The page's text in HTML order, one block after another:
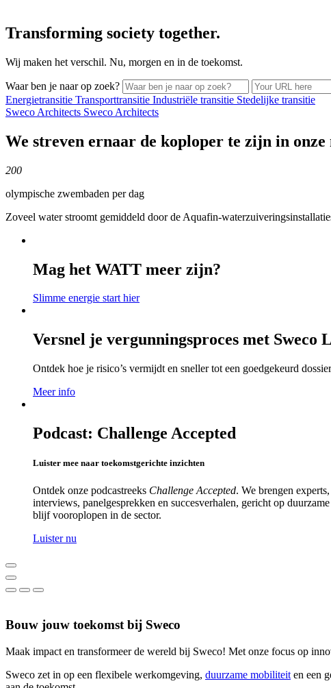
Transforming society together.
Wij maken het verschil. Nu, morgen en in de toekomst.
Waar ben je naar op zoek?
Energietransitie Transporttransitie Industriële transitie Stedelijke transitie
Sweco Architects Sweco Architects
We streven ernaar de koploper te zijn in
200
olympische zwembaden per dag
Zoveel water stroomt gemiddeld door de Aquafin-
Mag het WATT meer zijn?
Slimme energie start hier
Versnel je vergunningsproces met Sweco
Ontdek hoe je risico’s vermijdt en sneller tot een goedgekeurd
Meer info
Podcast: Challenge Accepted
Luister mee naar toekomstgerichte inzichten
Ontdek onze podcastreeks Challenge Accepted. We brengen
interviews, panelgesprekken en succesverhalen, gericht op
blijf vooroplopen in de sector.
Luister nu
Bouw jouw toekomst bij Sweco
Maak impact en transformeer de wereld bij Sweco! Met onze focus op
Sweco zet in op een flexibele werkomgeving, duurzame mobiliteit en een